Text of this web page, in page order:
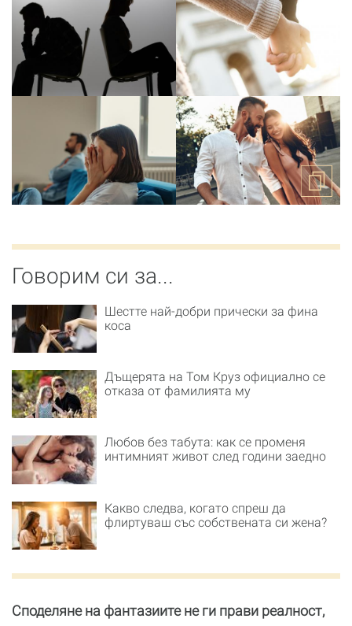
Говорим си за...
Шестте най-добри прически за фина
коса
Дъщерята на Том Круз официално се
отказа от фамилията му
Любов без табута: как се променя
интимният живот след години заедно
Какво следва, когато спреш да
флиртуваш със собствената си жена?
Споделяне на фантазиите не ги прави реалност,